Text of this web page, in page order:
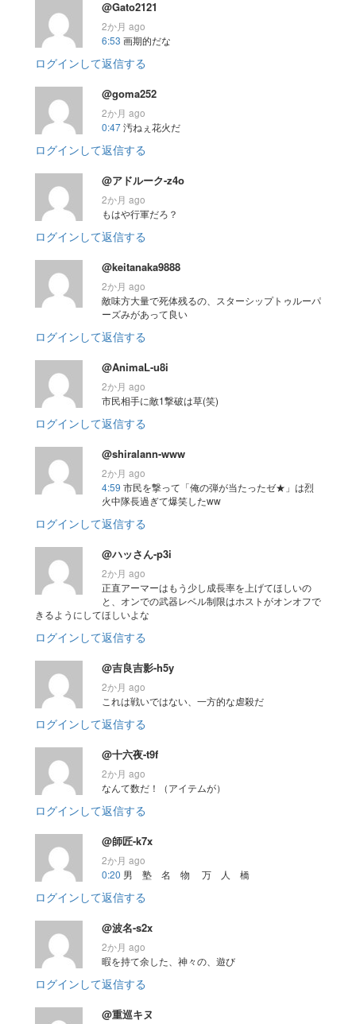
@Gato2121
2か月 ago
6:53 画期的だな
ログインして返信する
@goma252
2か月 ago
0:47汚ねぇ花火だ
ログインして返信する
@アドルーク-z4o
2か月 ago
もはや行軍だろ？
ログインして返信する
@keitanaka9888
2か月 ago
敵味方大量で死体残るの、スターシップトゥルーパ
ーズみがあって良い
ログインして返信する
@AnimaL-u8i
2か月 ago
市民相手に敵1撃破は草(笑)
ログインして返信する
@shiralann-www
2か月 ago
4:59 市民を撃って「俺の弾が当たったゼ★」は烈
火中隊長過ぎて爆笑したww
ログインして返信する
@ハッさん-p3i
2か月 ago
正直アーマーはもう少し成長率を上げてほしいの
と、オンでの武器レベル制限はホストがオンオフで
きるようにしてほしいよな
ログインして返信する
@吉良吉影-h5y
2か月 ago
これは戦いではない、一方的な虐殺だ
ログインして返信する
@十六夜-t9f
2か月 ago
なんて数だ！（アイテムが）
ログインして返信する
@師匠-k7x
2か月 ago
0:20 男 塾 名 物 万 人 橋
ログインして返信する
@波名-s2x
2か月 ago
暇を持て余した、神々の、遊び
ログインして返信する
@重巡キヌ